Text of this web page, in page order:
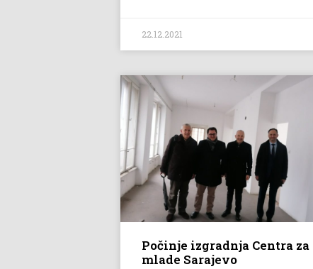
22.12.2021
Počinje izgradnja Centra za
mlade Sarajevo